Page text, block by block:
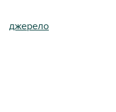
джерело